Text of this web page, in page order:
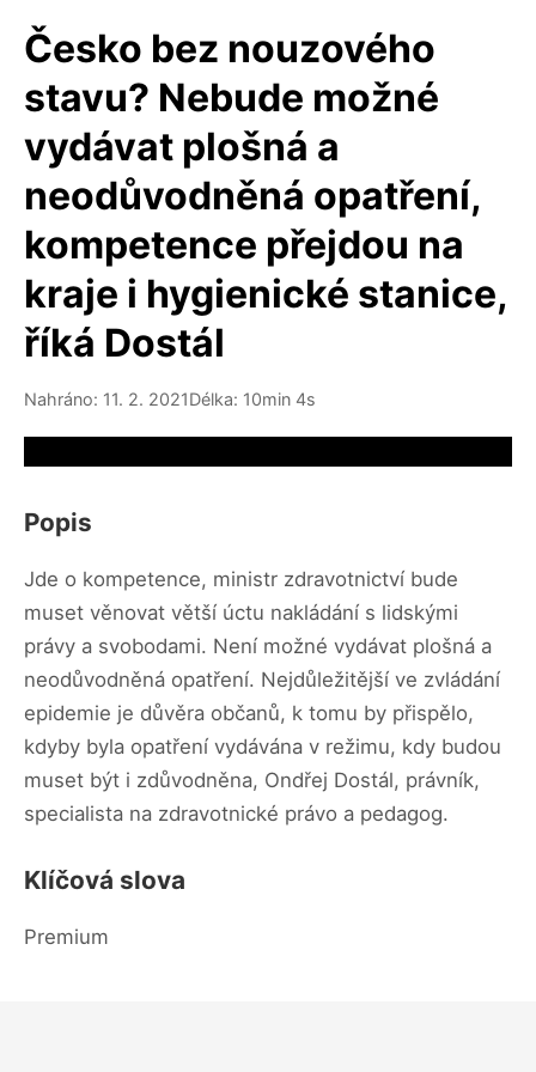
Česko bez nouzového
stavu? Nebude možné
vydávat plošná a
neodůvodněná opatření,
kompetence přejdou na
kraje i hygienické stanice,
říká Dostál
Nahráno: 11. 2. 2021Délka: 10min 4s
Popis
Jde o kompetence, ministr zdravotnictví bude
muset věnovat větší úctu nakládání s lidskými
právy a svobodami. Není možné vydávat plošná a
neodůvodněná opatření. Nejdůležitější ve zvládání
epidemie je důvěra občanů, k tomu by přispělo,
kdyby byla opatření vydávána v režimu, kdy budou
muset být i zdůvodněna, Ondřej Dostál, právník,
specialista na zdravotnické právo a pedagog.
Klíčová slova
Premium